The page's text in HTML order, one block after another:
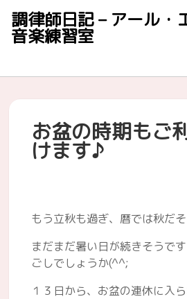
調律師日記 – アール・
音楽練習室
お盆の時期もご
けます♪
もう立秋も過ぎ、暦では秋だ
まだまだ暑い日が続きそうで
ごしでしょうか(^^;
１３日から、お盆の連休に入